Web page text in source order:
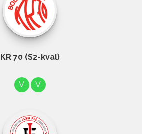
KR 70 (S2-kval)
V V